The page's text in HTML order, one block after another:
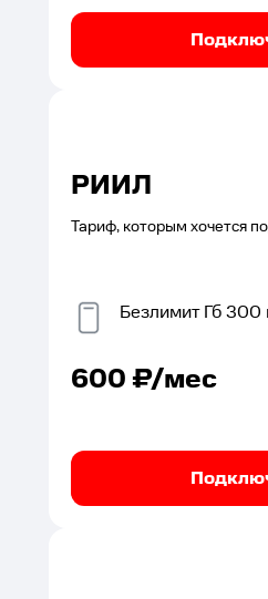
РИИЛ
Тариф, которым хочется
БезлимитГб300
600₽/мес